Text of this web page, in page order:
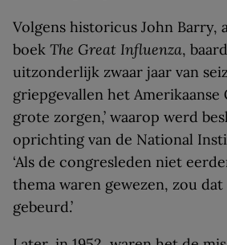
Volgens historicus John Barry,
boek The Great Influenza,
uitzonderlijk zwaar jaar van
griepgevallen het Amerikaanse
grote zorgen,’ waarop werd
oprichting van de National
‘Als de congresleden niet
thema waren gewezen, zou
gebeurd.’